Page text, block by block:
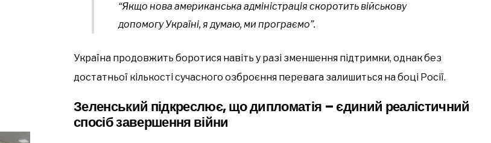
“Якщо нова американська адміністрація скоротить військову
допомогу Україні, я думаю, ми програємо”.
Україна продовжить боротися навіть у разі зменшення підтримки, однак без
достатньої кількості сучасного озброєння перевага залишиться на боці Росії.
Зеленський підкреслює, що дипломатія – єдиний реалістичний
спосіб завершення війни